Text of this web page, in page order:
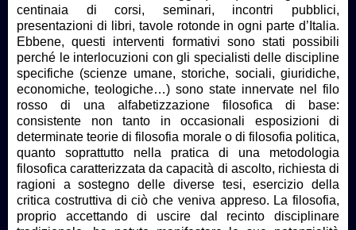
centinaia di corsi, seminari, incontri pubblici,
presentazioni di libri, tavole rotonde in ogni parte d’Italia.
Ebbene, questi interventi formativi sono stati possibili
perché le interlocuzioni con gli specialisti delle discipline
specifiche (scienze umane, storiche, sociali, giuridiche,
economiche, teologiche…) sono state innervate nel filo
rosso di una alfabetizzazione filosofica di base:
consistente non tanto in occasionali esposizioni di
determinate teorie di filosofia morale o di filosofia politica,
quanto soprattutto nella pratica di una metodologia
filosofica caratterizzata da capacità di ascolto, richiesta di
ragioni a sostegno delle diverse tesi, esercizio della
critica costruttiva di ciò che veniva appreso. La filosofia,
proprio accettando di uscire dal recinto disciplinare